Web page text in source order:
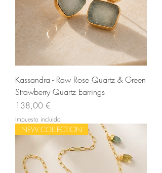
Kassandra - Raw Rose Quartz & Green
Strawberry Quartz Earrings
Precio
138,00 €
Impuesto incluido
NEW COLLECTION